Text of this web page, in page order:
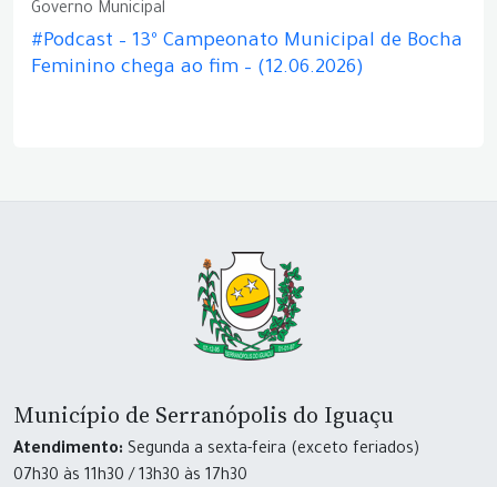
Governo Municipal
#Podcast – 13º Campeonato Municipal de Bocha
Feminino chega ao fim – (12.06.2026)
Município de Serranópolis do Iguaçu
Atendimento: Segunda a sexta-feira (exceto feriados)
07h30 às 11h30 / 13h30 às 17h30